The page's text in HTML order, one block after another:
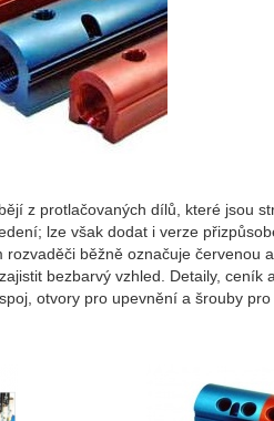
z protlačovaných dílů, které jsou
lze však dodat i verze
běžně označuje
bezbarvý vzhled. Detaily,
otvory pro upevnění a šrouby